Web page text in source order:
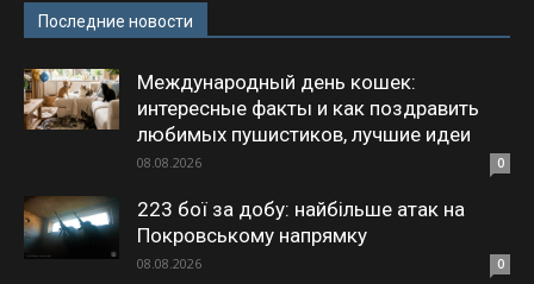
Последние новости
Международный день кошек:
интересные факты и как поздравить
любимых пушистиков, лучшие идеи
08.08.2026 0
223 бої за добу: найбільше атак на
Покровському напрямку
08.08.2026 0